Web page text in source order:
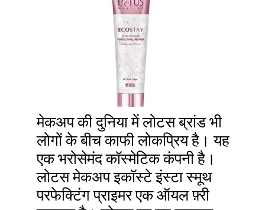
मेकअप की दुनिया में लोटस ब्रांड भी
लोगों के बीच काफी लोकप्रिय है। यह
एक भरोसेमंद कॉस्मेटिक कंपनी है।
लोटस मेकअप इकॉस्टे इंस्टा स्मूथ
परफेक्टिंग प्राइमर एक ऑयल फ़्री